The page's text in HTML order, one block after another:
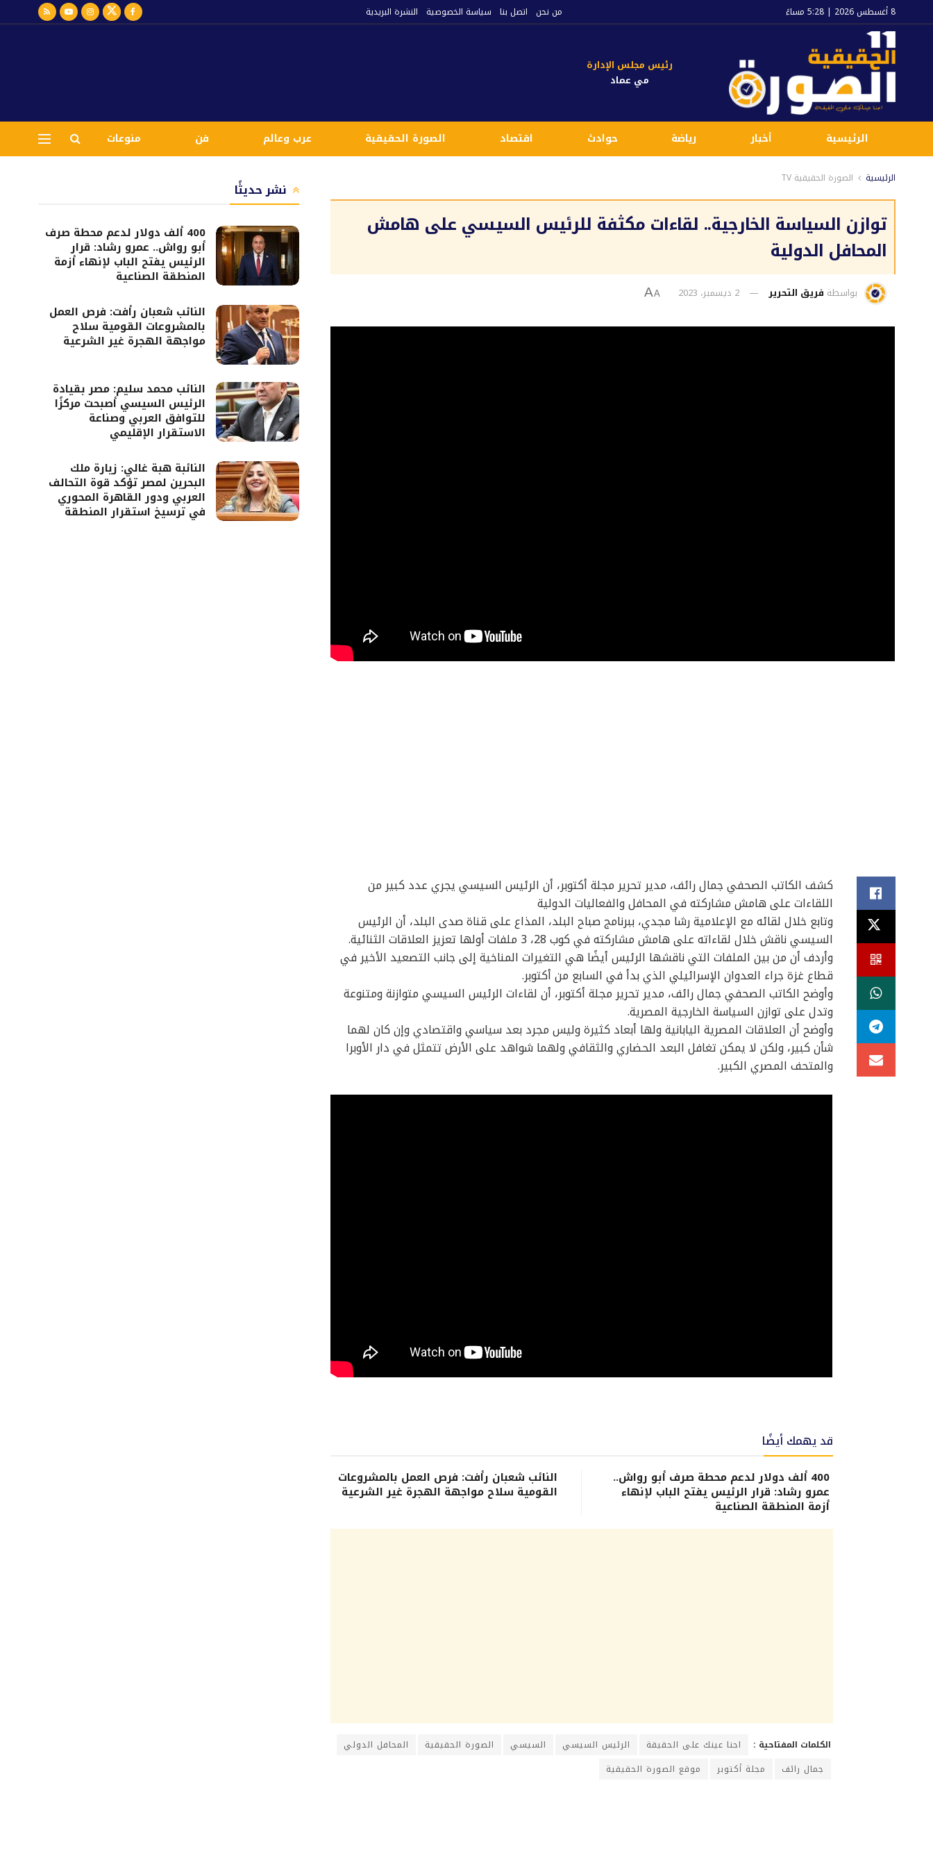
8 أغسطس 2026 | 5:28 مساءً من نحن اتصل بنا سياسة الخصوصية النشرة البريدية
رئيس مجلس الإدارة
مي عماد
الرئيسية أخبار رياضة حوادث اقتصاد الصورة الحقيقية عرب وعالم فن منوعات
الرئيسية الصورة الحقيقية TV
توازن السياسة الخارجية.. لقاءات مكثفة للرئيس السيسي على هامش
المحافل الدولية
بواسطة فريق التحرير 2 ديسمبر، 2023 A
A
كشف الكاتب الصحفي جمال رائف، مدير تحرير مجلة أكتوبر، أن الرئيس السيسي يجري عدد كبير من
اللقاءات على هامش مشاركته في المحافل والفعاليات الدولية
وتابع خلال لقائه مع الإعلامية رشا مجدي، ببرنامج صباح البلد، المذاع على قناة صدى البلد، أن الرئيس
السيسي ناقش خلال لقاءاته على هامش مشاركته في كوب 28، 3 ملفات أولها تعزيز العلاقات الثنائية.
وأردف أن من بين الملفات التي ناقشها الرئيس أيضًا هي التغيرات المناخية إلى جانب التصعيد الأخير في
قطاع غزة جراء العدوان الإسرائيلي الذي بدأ في السابع من أكتوبر.
وأوضح الكاتب الصحفي جمال رائف، مدير تحرير مجلة أكتوبر، أن لقاءات الرئيس السيسي متوازنة ومتنوعة
وتدل على توازن السياسة الخارجية المصرية.
وأوضح أن العلاقات المصرية اليابانية ولها أبعاد كثيرة وليس مجرد بعد سياسي واقتصادي وإن كان لهما
شأن كبير، ولكن لا يمكن تغافل البعد الحضاري والثقافي ولهما شواهد على الأرض تتمثل في دار الأوبرا
والمتحف المصري الكبير.
قد يهمك أيضًا
400 ألف دولار لدعم محطة صرف أبو رواش..
عمرو رشاد: قرار الرئيس يفتح الباب لإنهاء
أزمة المنطقة الصناعية
النائب شعبان رأفت: فرص العمل بالمشروعات
القومية سلاح مواجهة الهجرة غير الشرعية
الكلمات المفتاحية : احنا عينك على الحقيقة الرئيس السيسي السيسي الصورة الحقيقية
المحافل الدولي
جمال رائف
مجلة أكتوبر موقع الصورة الحقيقية
نشر حديثًا
400 ألف دولار لدعم محطة صرف
أبو رواش.. عمرو رشاد: قرار
الرئيس يفتح الباب لإنهاء أزمة
المنطقة الصناعية
النائب شعبان رأفت: فرص العمل
بالمشروعات القومية سلاح
مواجهة الهجرة غير الشرعية
النائب محمد سليم: مصر بقيادة
الرئيس السيسي أصبحت مركزًا
للتوافق العربي وصناعة
الاستقرار الإقليمي
النائبة هبة غالي: زيارة ملك
البحرين لمصر تؤكد قوة التحالف
العربي ودور القاهرة المحوري
في ترسيخ استقرار المنطقة